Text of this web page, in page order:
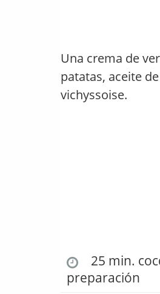
Una crema de
patatas, aceite
vichyssoise.
25 min.
preparación